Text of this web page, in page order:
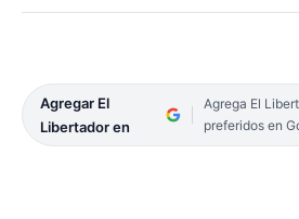
Agregar El
Libertador en
Agrega El
preferidos en